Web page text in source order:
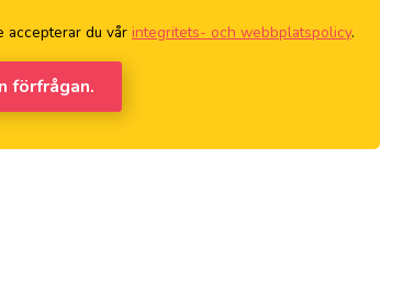
accepterar du vår integritets- och webbplatspolicy.
förfrågan.